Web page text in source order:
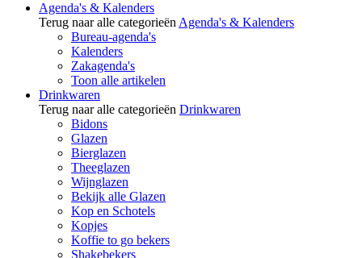
Agenda's & Kalenders
Terug naar alle categorieën Agenda's & Kalenders
Bureau-agenda's
Kalenders
Zakagenda's
Toon alle artikelen
Drinkwaren
Terug naar alle categorieën Drinkwaren
Bidons
Glazen
Bierglazen
Theeglazen
Wijnglazen
Bekijk alle Glazen
Kop en Schotels
Kopjes
Koffie to go bekers
Shakebekers